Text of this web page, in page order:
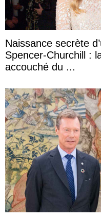
Naissance secrète
Spencer-Churchill :
accouché du ...